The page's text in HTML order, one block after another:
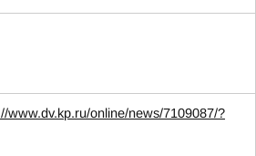
www.dv.kp.ru/online/news/7109087/?